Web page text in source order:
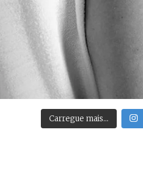
Carregue mais…